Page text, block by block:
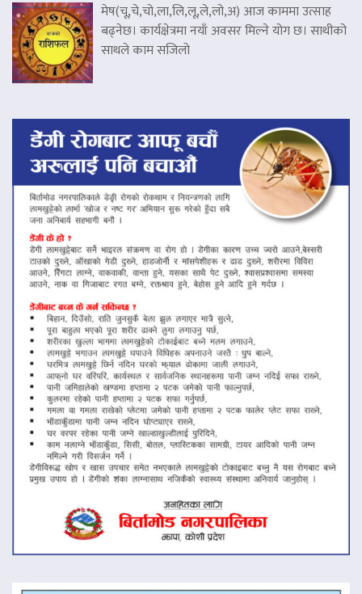
मेष(चू,चे,चो,ला,लि,लू,ले,लो,अ) आज काममा उत्साह
बढ्नेछ। कार्यक्षेत्रमा नयाँ अवसर मिल्ने योग छ। साथीको
साथले काम सजिलो